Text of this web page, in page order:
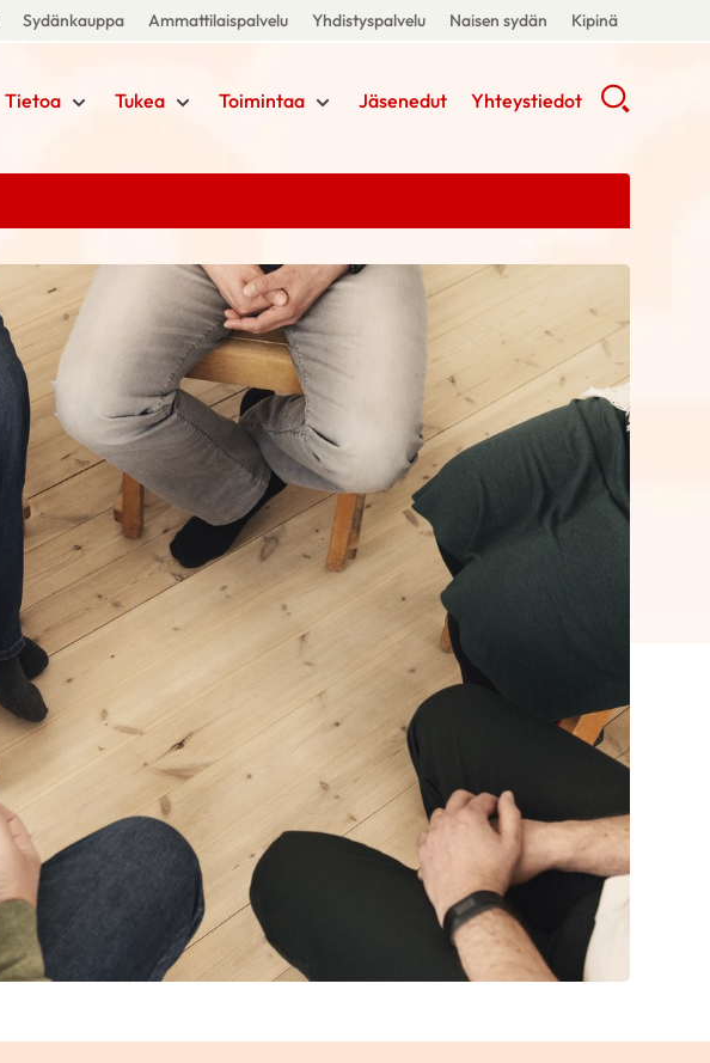
Sydänkauppa Ammattilaispalvelu Yhdistyspalvelu Naisen sydän Kipinä
Tietoa Tukea Toimintaa Jäsenedut Yhteystiedot